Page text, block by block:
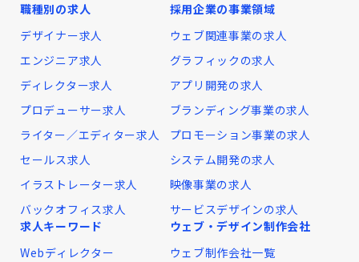
職種別の求人
デザイナー求人
エンジニア求人
ディレクター求人
プロデューサー求人
ライター／エディター求人
セールス求人
イラストレーター求人
バックオフィス求人
採用企業の事業領域
ウェブ関連事業の求人
グラフィックの求人
アプリ開発の求人
ブランディング事業の求人
プロモーション事業の求人
システム開発の求人
映像事業の求人
サービスデザインの求人
求人キーワード
Webディレクター
ウェブ・デザイン制作会社
ウェブ制作会社一覧